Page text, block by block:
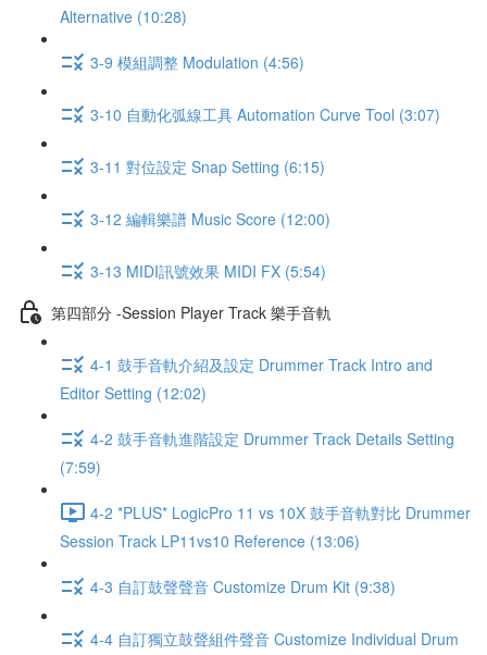
Alternative (10:28)
3-9 模組調整 Modulation (4:56)
3-10 自動化弧線工具 Automation Curve Tool (3:07)
3-11 對位設定 Snap Setting (6:15)
3-12 編輯樂譜 Music Score (12:00)
3-13 MIDI訊號效果 MIDI FX (5:54)
第四部分 -Session Player Track 樂手音軌
4-1 鼓手音軌介紹及設定 Drummer Track Intro and
Editor Setting (12:02)
4-2 鼓手音軌進階設定 Drummer Track Details Setting
(7:59)
4-2 *PLUS* LogicPro 11 vs 10X 鼓手音軌對比 Drummer
Session Track LP11vs10 Reference (13:06)
4-3 自訂鼓聲聲音 Customize Drum Kit (9:38)
4-4 自訂獨立鼓聲組件聲音 Customize Individual Drum